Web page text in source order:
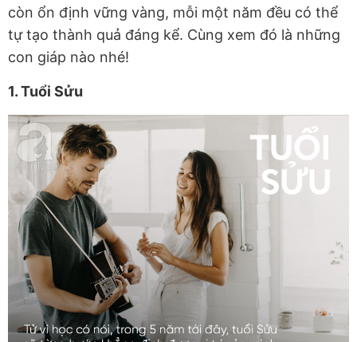
còn ổn định vững vàng, mỗi một năm đều có thể
tự tạo thành quả đáng kể. Cùng xem đó là những
con giáp nào nhé!
1. Tuổi Sửu